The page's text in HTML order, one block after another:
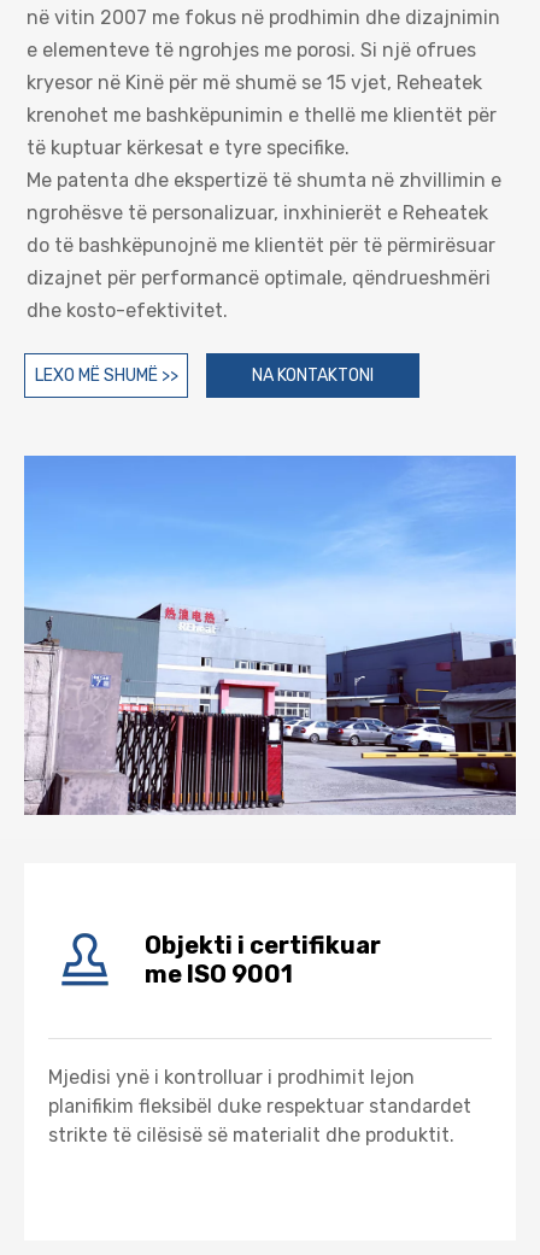
në vitin 2007 me fokus në prodhimin dhe dizajnimin
e elementeve të ngrohjes me porosi. Si një ofrues
kryesor në Kinë për më shumë se 15 vjet, Reheatek
krenohet me bashkëpunimin e thellë me klientët për
të kuptuar kërkesat e tyre specifike.
Me patenta dhe ekspertizë të shumta në zhvillimin e
ngrohësve të personalizuar, inxhinierët e Reheatek
do të bashkëpunojnë me klientët për të përmirësuar
dizajnet për performancë optimale, qëndrueshmëri
dhe kosto-efektivitet.
LEXO MË SHUMË >> NA KONTAKTONI
Objekti i certifikuar
me ISO 9001
Mjedisi ynë i kontrolluar i prodhimit lejon
planifikim fleksibël duke respektuar standardet
strikte të cilësisë së materialit dhe produktit.